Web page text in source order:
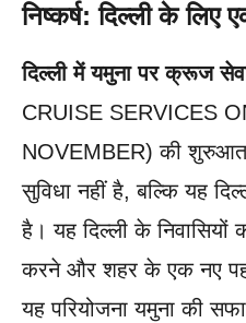
निष्कर्ष: दिल्ली के लिए
दिल्ली में यमुना पर क्रूज
CRUISE SERVICES
NOVEMBER) की शुरुआत
सुविधा नहीं है, बल्कि यह
है। यह दिल्ली के
करने और शहर के एक नए
यह परियोजना यमुना की